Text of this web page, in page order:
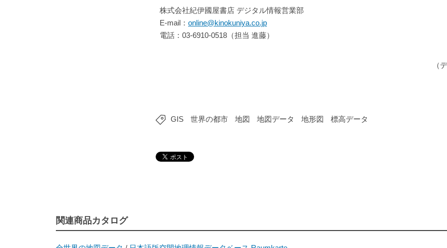
株式会社紀伊國屋書店 デジタル情報営業部
E-mail： online@kinokuniya.co.jp
電話：03-6910-0518（担当 進藤）
（
GIS 世界の都市 地図 地図データ 地形図 標高データ
関連商品カタログ